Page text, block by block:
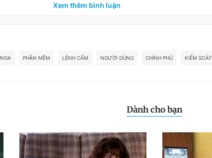
Xem thêm bình luận
NGA PHẦN MỀM LỆNH CẤM NGƯỜI DÙNG CHÍNH PHỦ KIỂM SOÁT